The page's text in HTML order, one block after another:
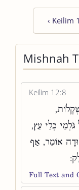
‹ Keilim
Mishnah
Keilim 12:8
גֹּלְמֵי כְלֵי עֵץ,
אוֹמֵר, אַף
Full Text and